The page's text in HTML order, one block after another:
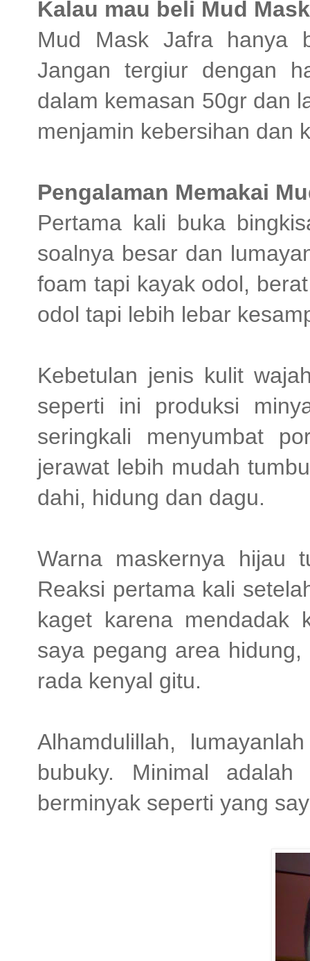
Kalau mau beli Mud
Mud Mask Jafra hanya
Jangan tergiur dengan
dalam kemasan 50gr dan
menjamin kebersihan dan
Pengalaman Memakai
Pertama kali buka
soalnya besar dan
foam tapi kayak odol,
odol tapi lebih lebar
Kebetulan jenis kulit
seperti ini produksi
seringkali menyumbat
jerawat lebih mudah
dahi, hidung dan dagu.
Warna maskernya hijau
Reaksi pertama kali
kaget karena mendadak
saya pegang area
rada kenyal gitu.
Alhamdulillah,
bubuky. Minimal
berminyak seperti yang